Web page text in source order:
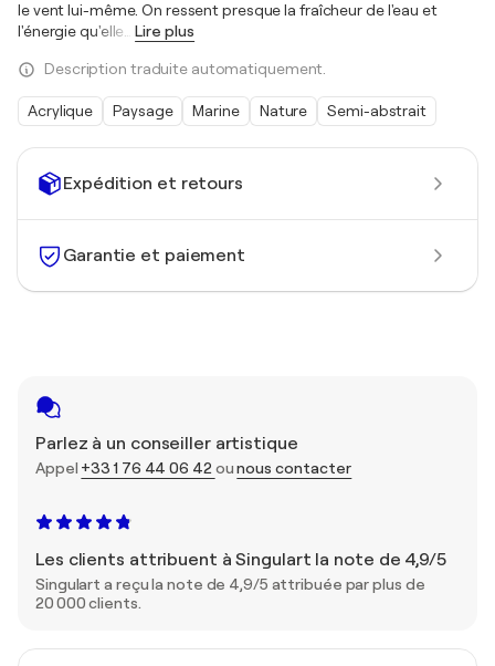
Expédition et retours
Garantie et paiement
Parlez à un conseiller artistique
Appel +33 1 76 44 06 42 ounous contacter
Les clients attribuent à Singulart la note de 4,9/5
Singulart a reçu la note de 4,9/5 attribuée par plus de
20 000 clients.
le vent lui-même. On ressent presque la fraîcheur de l'eau et
l'énergie qu'elle
Lire plus
Description traduite automatiquement.
Acrylique Paysage Marine Nature Semi-abstrait